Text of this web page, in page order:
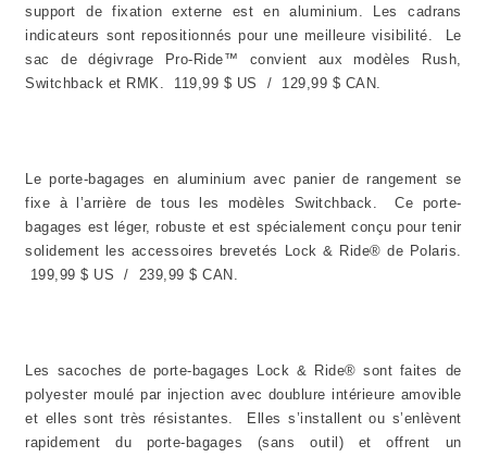
support de fixation externe est en aluminium. Les cadrans
indicateurs sont repositionnés pour une meilleure visibilité. Le
sac de dégivrage Pro-Ride™ convient aux modèles Rush,
Switchback et RMK. 119,99 $ US / 129,99 $ CAN.
Le porte-bagages en aluminium avec panier de rangement se
fixe à l’arrière de tous les modèles Switchback. Ce porte-
bagages est léger, robuste et est spécialement conçu pour tenir
solidement les accessoires brevetés Lock & Ride® de Polaris.
199,99 $ US / 239,99 $ CAN.
Les sacoches de porte-bagages Lock & Ride® sont faites de
polyester moulé par injection avec doublure intérieure amovible
et elles sont très résistantes. Elles s’installent ou s’enlèvent
rapidement du porte-bagages (sans outil) et offrent un